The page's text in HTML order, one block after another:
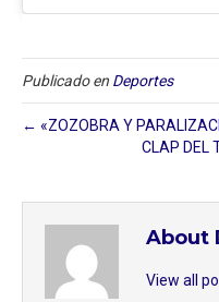
Publicado en Deportes
← «ZOZOBRA Y
CLAP DEL
About
View all